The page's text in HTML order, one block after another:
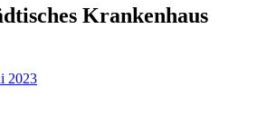
Krankenhaus
2023